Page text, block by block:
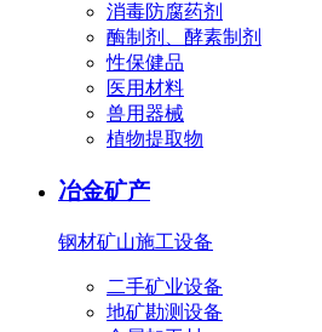
消毒防腐药剂
酶制剂、酵素制剂
性保健品
医用材料
兽用器械
植物提取物
冶金矿产
钢材矿山施工设备
二手矿业设备
地矿勘测设备